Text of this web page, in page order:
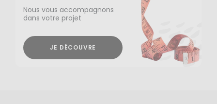
Nous vous accompagnons
dans votre projet
JE DÉCOUVRE